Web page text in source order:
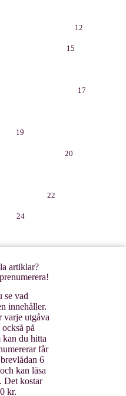
händelser 12
15
till tals 17
20
22
artiklar?
se vad
innehåller.
varje utgåva
på
kan du hitta
får
6
kan läsa
Det kostar
kr.